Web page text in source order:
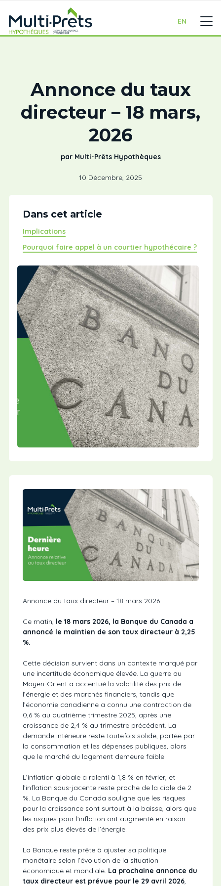
EN
Annonce du taux
directeur – 18 mars,
2026
par Multi-Prêts Hypothèques
10 Décembre, 2025
Dans cet article
Implications
Pourquoi faire appel à un courtier hypothécaire ?
Annonce du taux directeur – 18 mars 2026
Ce matin, le 18 mars 2026, la Banque du Canada a
annoncé le maintien de son taux directeur à 2,25
%.
Cette décision survient dans un contexte marqué par
une incertitude économique élevée. La guerre au
Moyen-Orient a accentué la volatilité des prix de
l’énergie et des marchés financiers, tandis que
l’économie canadienne a connu une contraction de
0,6 % au quatrième trimestre 2025, après une
croissance de 2,4 % au trimestre précédent. La
demande intérieure reste toutefois solide, portée par
la consommation et les dépenses publiques, alors
que le marché du logement demeure faible.
L’inflation globale a ralenti à 1,8 % en février, et
l’inflation sous-jacente reste proche de la cible de 2
%. La Banque du Canada souligne que les risques
pour la croissance sont surtout à la baisse, alors que
les risques pour l’inflation ont augmenté en raison
des prix plus élevés de l’énergie.
La Banque reste prête à ajuster sa politique
monétaire selon l’évolution de la situation
économique et mondiale. La prochaine annonce du
taux directeur est prévue pour le 29 avril 2026,